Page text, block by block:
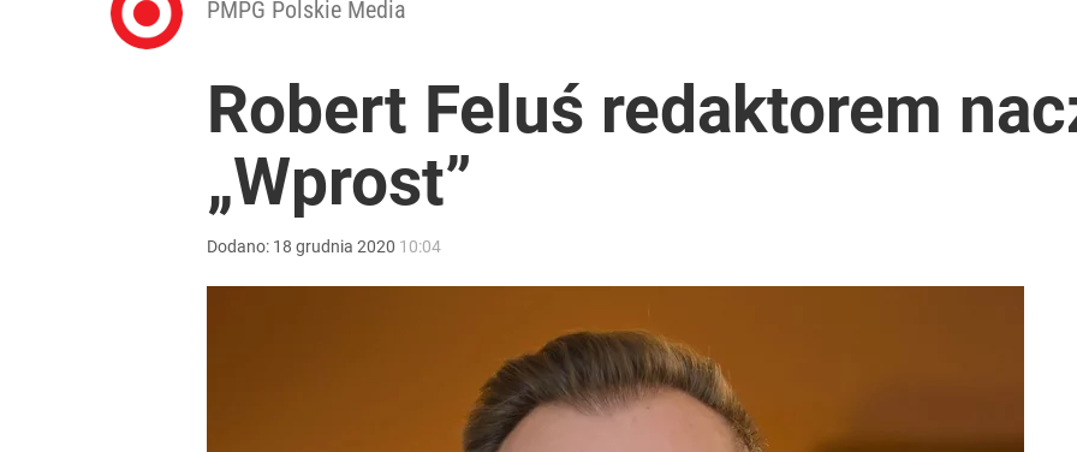
PMPG Polskie Media
Robert Feluś redaktorem
„Wprost”
Dodano: 18 grudnia 2020 10:04